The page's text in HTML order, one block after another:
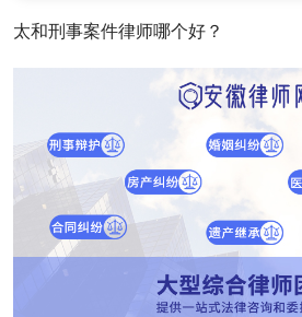
太和刑事案件律师哪个好？